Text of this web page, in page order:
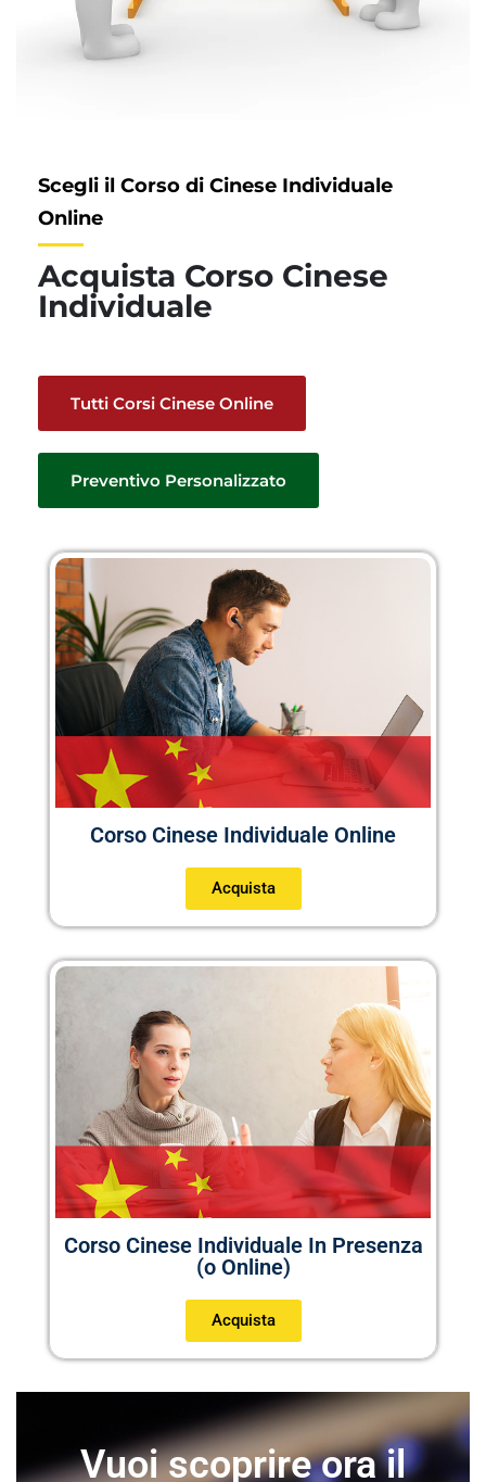
Acquista Corso Cinese
Individuale
Scegli il Corso di Cinese Individuale
Online
Tutti Corsi Cinese Online
Preventivo Personalizzato
Corso Cinese Individuale Online
Acquista
Corso Cinese Individuale In Presenza
(o Online)
Acquista
Vuoi scoprire ora il